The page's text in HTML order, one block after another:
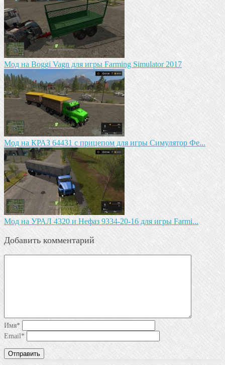
Мод на Boggi Vagn для игры Farming Simulator 2017
Мод на КРАЗ 64431 с прицепом для игры Симулятор Фе...
Мод на УРАЛ 4320 и Нефаз 9334-20-16 для игры Farmi...
Добавить комментарий
Имя*
Email*